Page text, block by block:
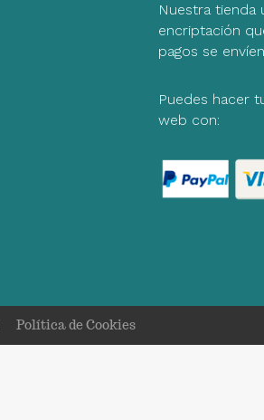
Nuestra tienda
encriptación
pagos se
Puedes hacer
web con:
Política de Cookies